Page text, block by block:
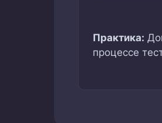
Практика:
процессе